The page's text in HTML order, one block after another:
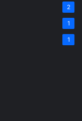
2
1
1